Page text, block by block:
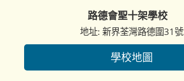
路德會聖十架學校
地址: 新界荃灣路德圍31號
學校地圖